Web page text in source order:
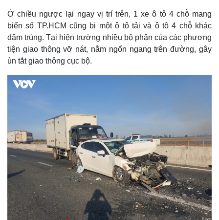
Ở chiều ngược lại ngay vị trí trên, 1 xe ô tô 4 chỗ mang
biển số TP.HCM cũng bị một ô tô tải và ô tô 4 chỗ khác
đâm trúng. Tại hiện trường nhiều bộ phận của các phương
tiện giao thông vỡ nát, nằm ngổn ngang trên đường, gây
ùn tắt giao thông cục bộ.